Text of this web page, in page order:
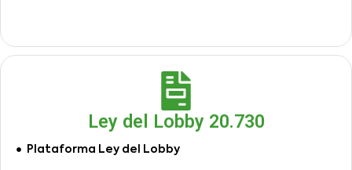
Ley del Lobby 20.730
Plataforma Ley del Lobby